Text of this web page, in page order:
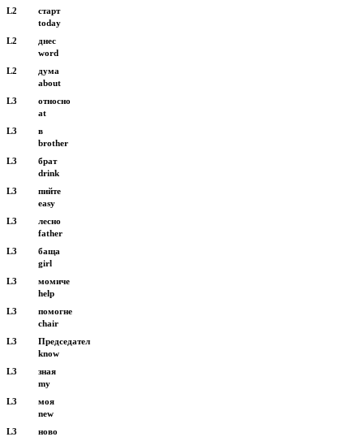
L2
L2
L2
L3
L3
L3
L3
L3
L3
L3
L3
L3
L3
L3
L3
today
word
about
at
brother
drink
easy
father
girl
help
chair
know
my
new
старт
днес
дума
относно
в
брат
пийте
лесно
баща
момиче
помогне
Председател
зная
моя
ново